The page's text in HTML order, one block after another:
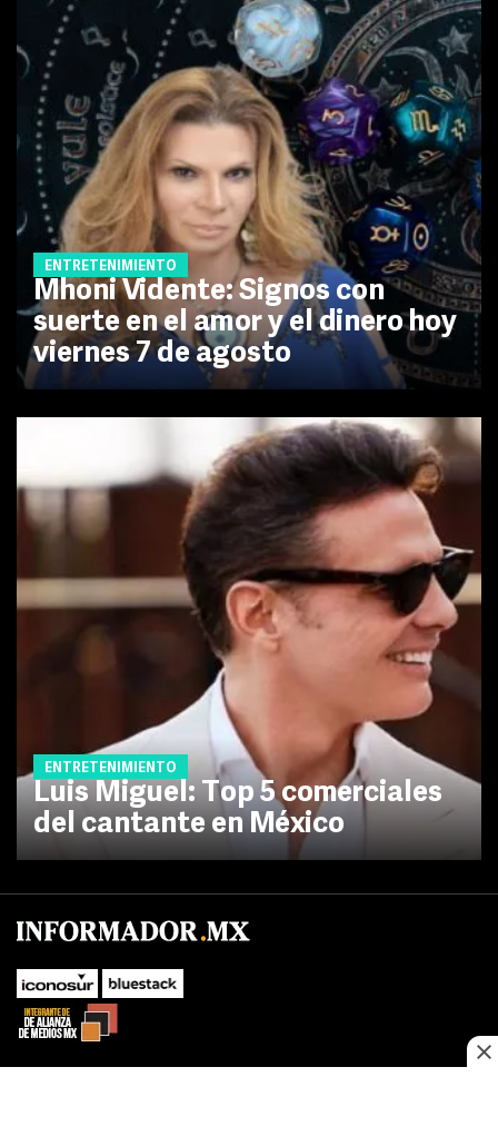
ENTRETENIMIENTO
Mhoni Vidente: Signos con
suerte en el amor y el dinero hoy
viernes 7 de agosto
ENTRETENIMIENTO
Luis Miguel: Top 5 comerciales
del cantante en México